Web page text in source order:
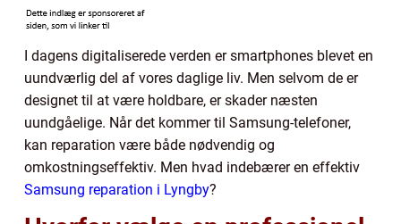
I dagens digitaliserede verden er smartphones blevet en
uundværlig del af vores daglige liv. Men selvom de er
designet til at være holdbare, er skader næsten
uundgåelige. Når det kommer til Samsung-telefoner,
kan reparation være både nødvendig og
omkostningseffektiv. Men hvad indebærer en effektiv
Samsung reparation i Lyngby?